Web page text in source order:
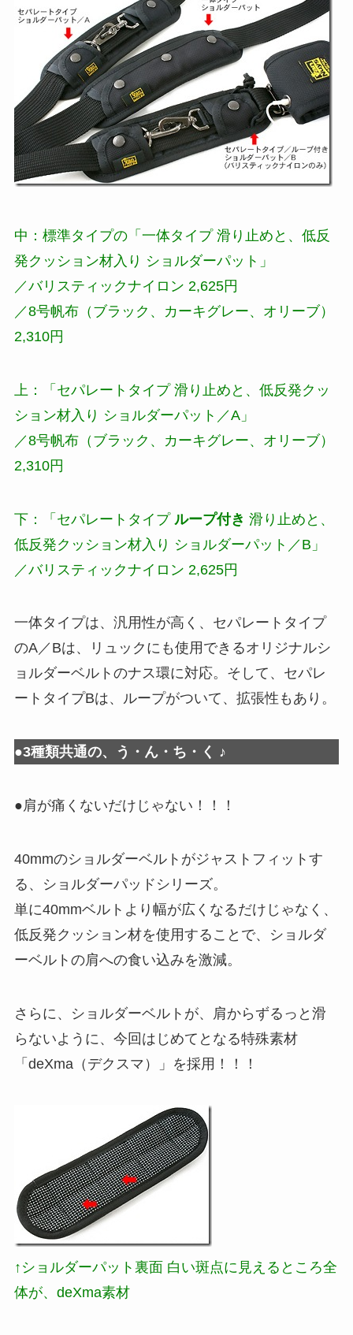
中：標準タイプの「一体タイプ 滑り止めと、低反
発クッション材入り ショルダーパット」
／バリスティックナイロン 2,625円
／8号帆布（ブラック、カーキグレー、オリーブ）
2,310円
上：「セパレートタイプ 滑り止めと、低反発クッ
ション材入り ショルダーパット／A」
／8号帆布（ブラック、カーキグレー、オリーブ）
2,310円
下：「セパレートタイプ ループ付き 滑り止めと、
低反発クッション材入り ショルダーパット／B」
／バリスティックナイロン 2,625円
一体タイプは、汎用性が高く、セパレートタイプ
のA／Bは、リュックにも使用できるオリジナルシ
ョルダーベルトのナス環に対応。そして、セパレ
ートタイプBは、ループがついて、拡張性もあり。
●3種類共通の、う・ん・ち・く ♪
●肩が痛くないだけじゃない！！！
40mmのショルダーベルトがジャストフィットす
る、ショルダーパッドシリーズ。
単に40mmベルトより幅が広くなるだけじゃなく、
低反発クッション材を使用することで、ショルダ
ーベルトの肩への食い込みを激減。
さらに、ショルダーベルトが、肩からずるっと滑
らないように、今回はじめてとなる特殊素材
「deXma（デクスマ）」を採用！！！
↑ショルダーパット裏面 白い斑点に見えるところ全
体が、deXma素材